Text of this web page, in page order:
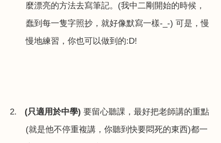
麼漂亮的方法去寫筆記。 (我中二剛開始的時候，
蠢到每一隻字照抄，就好像默寫一樣-_-) 可是，慢
慢地練習，你也可以做到的:D!
2. (只適用於中學) 要留心聽課，最好把老師講的重點
(就是他不停重複講，你聽到快要悶死的東西)都一